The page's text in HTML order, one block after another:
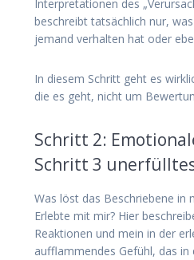
Interpretationen des
beschreibt tatsächlich nur,
jemand verhalten hat oder
In diesem Schritt geht es
die es geht, nicht um
Schritt 2:
Schritt 3
Was löst das Beschriebene in
Erlebte mit mir? Hier
Reaktionen und mein in der
aufflammendes Gefühl, das in